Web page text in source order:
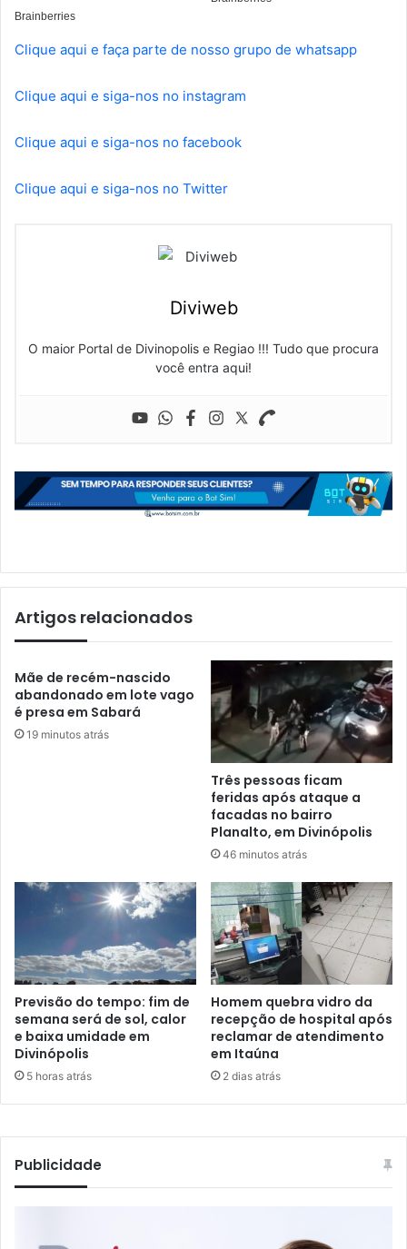
Clique aqui e faça parte de nosso grupo de whatsapp
Clique aqui e siga-nos no instagram
Clique aqui e siga-nos no facebook
Clique aqui e siga-nos no Twitter
Diviweb
O maior Portal de Divinopolis e Regiao !!! Tudo que procura
você entra aqui!
Artigos relacionados
Mãe de recém-nascido
abandonado em lote vago
é presa em Sabará
19 minutos atrás
Três pessoas ficam
feridas após ataque a
facadas no bairro
Planalto, em Divinópolis
46 minutos atrás
Previsão do tempo: fim de
semana será de sol, calor
e baixa umidade em
Divinópolis
5 horas atrás
Homem quebra vidro da
recepção de hospital após
reclamar de atendimento
em Itaúna
2 dias atrás
Publicidade